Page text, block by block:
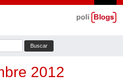
2012